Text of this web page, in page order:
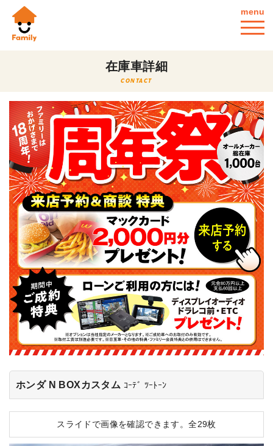
menu
在庫車詳細
CONTACT
ホンダ N BOXカスタム ｺｰﾃﾞ ﾂｰﾄｰﾝ
スライドで画像を確認できます。全29枚